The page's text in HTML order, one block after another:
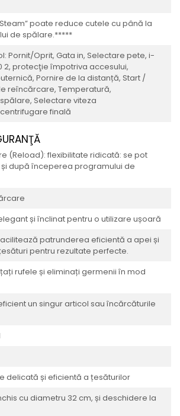
poate reduce cutele cu până la
de spălare.*****
Pornit/Oprit, Gata in, Selectare pete, i-
2, protecţie împotriva accesului,
Pornire de la distanță, Start /
reîncărcare, Temperatură,
Selectare viteza
finală
(Reload): flexibilitate ridicată: se pot
după începerea programului de
și înclinat pentru o utilizare ușoară
patrunderea eficientă a apei și
pentru rezultate perfecte.
rufele și eliminați germenii în mod
un singur articol sau încărcăturile
delicată și eficientă a țesăturilor
cu diametru 32 cm, și deschidere la